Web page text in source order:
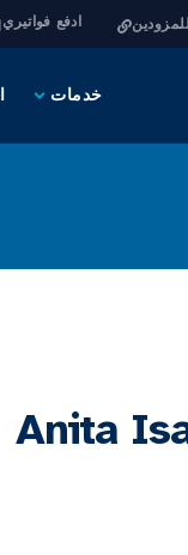
للمزودين ادفع فواتيري
خدمات
Anita